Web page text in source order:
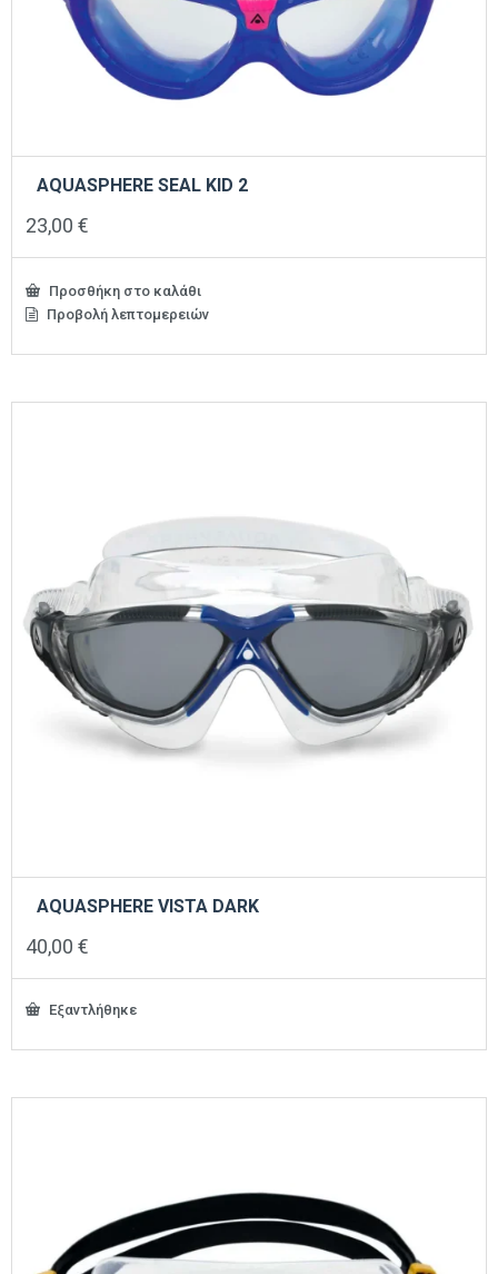
AQUASPHERE SEAL KID 2
23,00 €
Προσθήκη στο καλάθι
Προβολή λεπτομερειών
AQUASPHERE VISTA DARK
40,00 €
Εξαντλήθηκε